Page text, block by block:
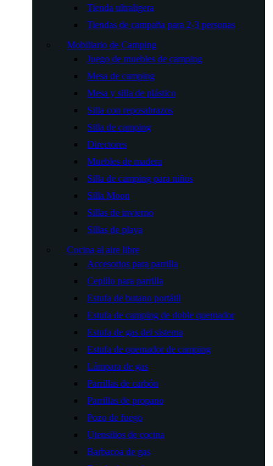
Tienda ultraligera
Tiendas de campaña para 2-3 personas
Mobiliario de Camping
Juego de muebles de camping
Mesa de camping
Mesa y silla de plástico
Silla con reposabrazos
Silla de camping
Directores
Muebles de madera
Silla de camping para niños
Silla Moon
Sillas de invierno
Sillas de playa
Cocina al aire libre
Accesorios para parrilla
Cepillo para parrilla
Estufa de butano portátil
Estufa de camping de doble quemador
Estufa de gas del sistema
Estufa de quemador de camping
Lámpara de gas
Parrillas de carbón
Parrillas de propano
Pozo de fuego
Utensilios de cocina
Barbacoa de gas